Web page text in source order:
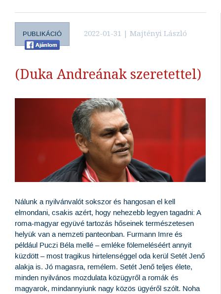
PUBLIKÁCIÓ 2022-01-31 | Majtényi László
(Duka Andreának szeretettel)
Nálunk a nyilvánvalót sokszor és hangosan el kell
elmondani, csakis azért, hogy nehezebb legyen tagadni: A
roma-magyar együvé tartozás hőseinek természetesen
helyük van a nemzeti panteonban. Furmann Imre és
például Puczi Béla mellé – emléke fölemeléséért annyit
küzdött – most tragikus hirtelenséggel oda kerül Setét Jenő
alakja is. Jó magasra, remélem. Setét Jenő teljes élete,
minden nyilvános mozdulata közügyről a romák és
magyarok, mindannyiunk nagy közös ügyéről szólt. Noha